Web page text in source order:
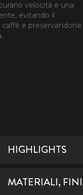
velocità e una
evitando il
e preservandone
HIGHLIGHTS
MATERIALI,